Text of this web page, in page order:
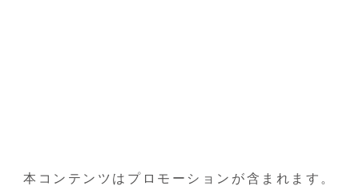
本コンテンツはプロモーションが含まれます。